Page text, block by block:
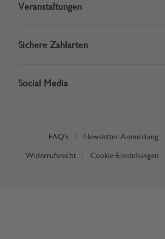
Veranstaltungen
Sichere Zahlarten
Social Media
FAQ's Newsletter-Anmeldung
Widerrufsrecht Cookie-Einstellungen